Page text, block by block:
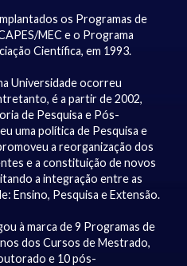
os Programas de
MEC e o Programa
Científica, em 1993.
Universidade ocorreu
é a partir de 2002,
de Pesquisa e Pós-
uma política de Pesquisa e
a reorganização dos
e a constituição de novos
a integração entre as
Ensino, Pesquisa e Extensão.
à marca de 9 Programas de
dos Cursos de Mestrado,
e 10 pós-